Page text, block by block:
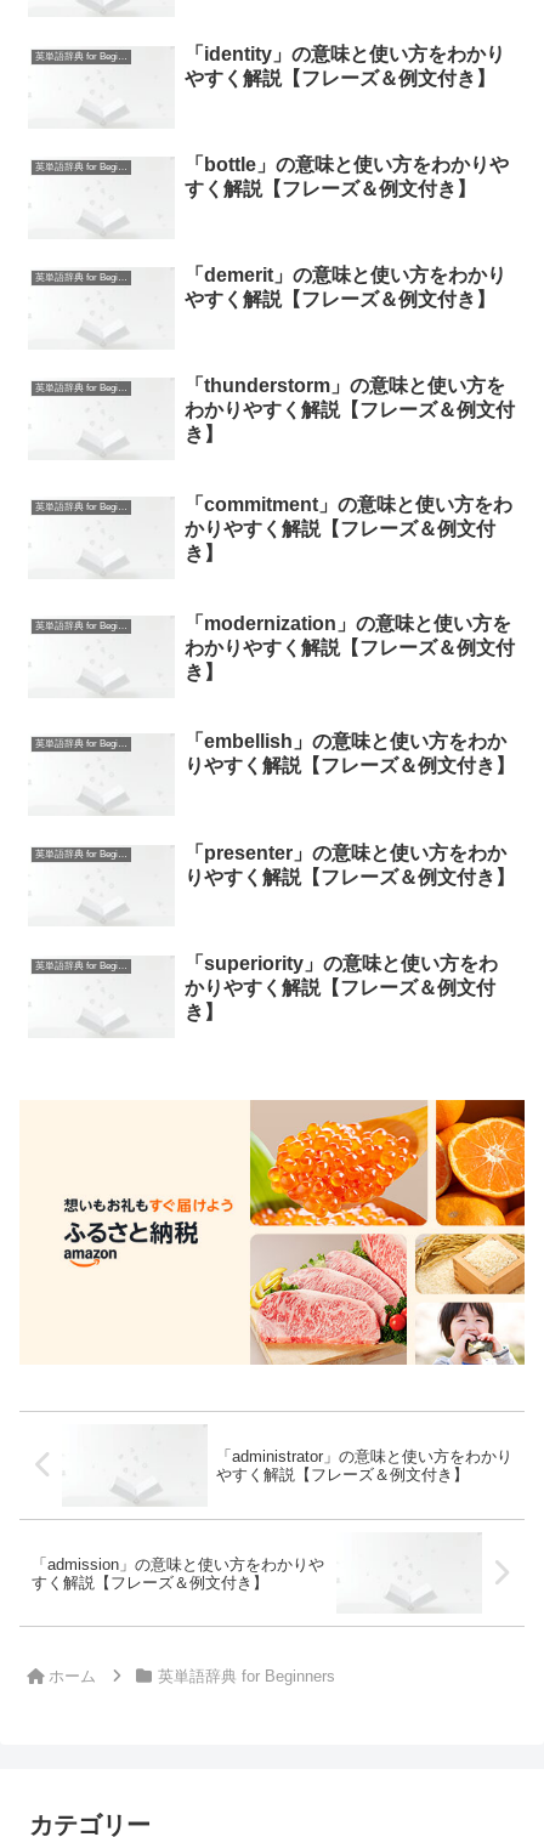
英単語辞典 for Beginners
「identity」の意味と使い方をわかり
やすく解説【フレーズ＆例文付き】
英単語辞典 for Beginners
「bottle」の意味と使い方をわかりや
すく解説【フレーズ＆例文付き】
英単語辞典 for Beginners
「demerit」の意味と使い方をわかり
やすく解説【フレーズ＆例文付き】
英単語辞典 for Beginners
「thunderstorm」の意味と使い方を
わかりやすく解説【フレーズ＆例文付
き】
英単語辞典 for Beginners
「commitment」の意味と使い方をわ
かりやすく解説【フレーズ＆例文付
き】
英単語辞典 for Beginners
「modernization」の意味と使い方を
わかりやすく解説【フレーズ＆例文付
き】
英単語辞典 for Beginners
「embellish」の意味と使い方をわか
りやすく解説【フレーズ＆例文付き】
英単語辞典 for Beginners
「presenter」の意味と使い方をわか
りやすく解説【フレーズ＆例文付き】
英単語辞典 for Beginners
「superiority」の意味と使い方をわ
かりやすく解説【フレーズ＆例文付
き】
「administrator」の意味と使い方をわかり
やすく解説【フレーズ＆例文付き】
「admission」の意味と使い方をわかりや
すく解説【フレーズ＆例文付き】
ホーム 英単語辞典 for Beginners
カテゴリー